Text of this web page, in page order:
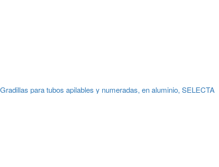
Gradillas para tubos apilables y numeradas, en aluminio, SELECTA